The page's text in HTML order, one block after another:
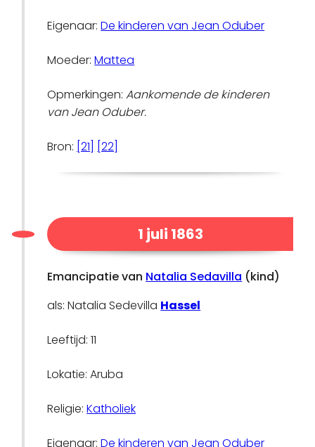
Eigenaar:De kinderen van Jean Oduber
Moeder:Mattea
Opmerkingen:Aankomende de kinderen
van Jean Oduber.
Bron: [21] [22]
1 juli 1863
Emancipatie van Natalia Sedavilla (kind)
als: Natalia Sedevilla Hassel
Leeftijd: 11
Lokatie: Aruba
Religie:Katholiek
Eigenaar:De kinderen van Jean Oduber